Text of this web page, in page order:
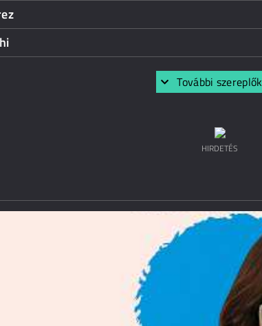
További szereplők
HIRDETÉS